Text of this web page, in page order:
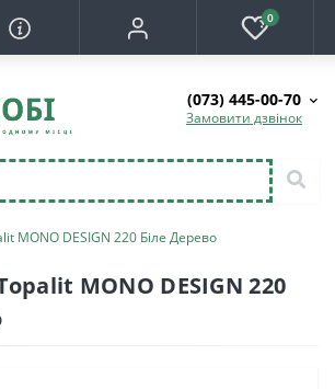
0
(073) 445-00-70
Замовити дзвінок
MONO DESIGN 220 Біле Дерево
MONO DESIGN 220